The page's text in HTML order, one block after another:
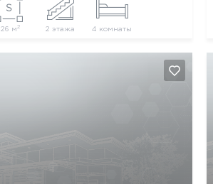
126 м2 2 этажа 4 комнаты